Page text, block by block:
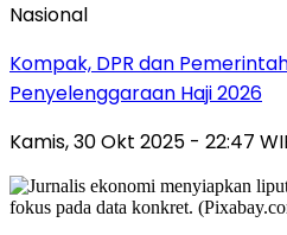
Nasional
Kompak, DPR dan
Penyelenggaraan Haji 2026
Kamis, 30 Okt 2025 - 22:47